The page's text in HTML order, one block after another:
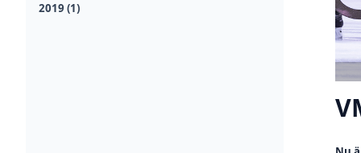
2019 (1)